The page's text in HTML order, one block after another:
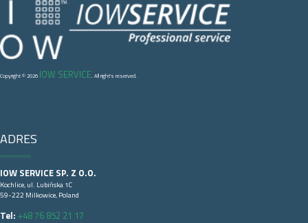
Copyright © 2026 IOW SERVICE. All right's reserved.
ADRES
IOW SERVICE SP. Z O.O.
Kochlice, ul. Lubińska 1C
59-222 Milkowice, Poland
Tel: +48 76 852 21 17